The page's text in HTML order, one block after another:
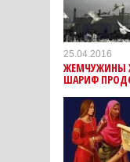
25.04.2016
ЖЕМЧУЖИНЫ
ШАРИФ